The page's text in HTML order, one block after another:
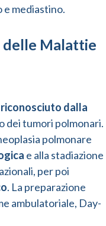
e mediastino.
delle Malattie
dalla
dei tumori polmonari.
polmonare
e alla stadiazione
per poi
. La preparazione
ambulatoriale, Day-